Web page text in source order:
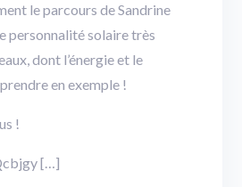
le parcours de Sandrine
personnalité solaire très
dont l’énergie et le
en exemple !
!
[…]